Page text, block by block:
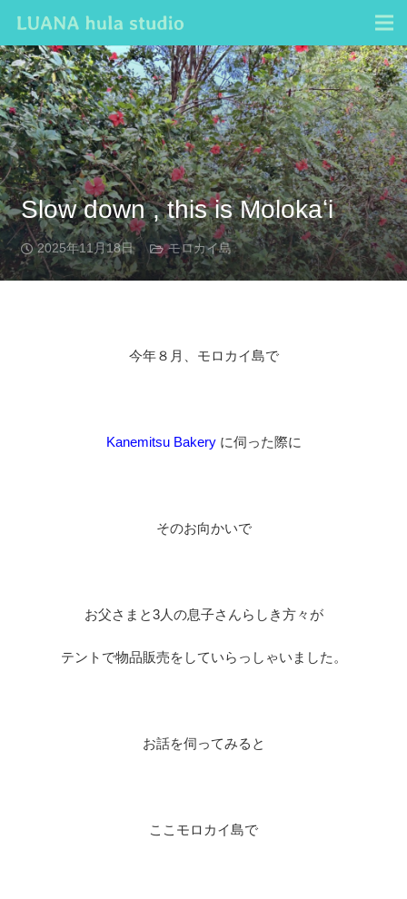
Slow down , this is Molokaʻi
2025年11月18日 モロカイ島
今年８月、モロカイ島で
Kanemitsu Bakery に伺った際に
そのお向かいで
お父さまと3人の息子さんらしき方々が
テントで物品販売をしていらっしゃいました。
お話を伺ってみると
ここモロカイ島で